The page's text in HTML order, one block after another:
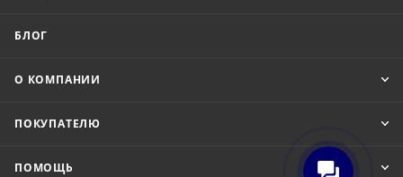
БЛОГ
О КОМПАНИИ
ПОКУПАТЕЛЮ
ПОМОЩЬ